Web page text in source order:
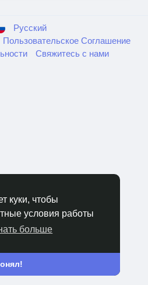
куки, чтобы
условия работы
больше
Русский
Пользовательское Соглашение
Свяжитесь с нами